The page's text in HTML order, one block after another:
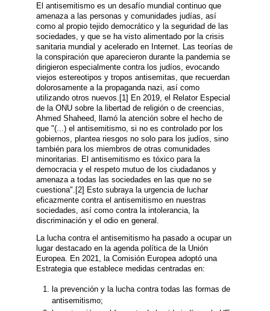
El antisemitismo es un desafío mundial continuo que
amenaza a las personas y comunidades judías, así
como al propio tejido democrático y la seguridad de las
sociedades, y que se ha visto alimentado por la crisis
sanitaria mundial y acelerado en Internet. Las teorías de
la conspiración que aparecieron durante la pandemia se
dirigieron especialmente contra los judíos, evocando
viejos estereotipos y tropos antisemitas, que recuerdan
dolorosamente a la propaganda nazi, así como
utilizando otros nuevos.[1] En 2019, el Relator Especial
de la ONU sobre la libertad de religión o de creencias,
Ahmed Shaheed, llamó la atención sobre el hecho de
que "(...) el antisemitismo, si no es controlado por los
gobiernos, plantea riesgos no solo para los judíos, sino
también para los miembros de otras comunidades
minoritarias. El antisemitismo es tóxico para la
democracia y el respeto mutuo de los ciudadanos y
amenaza a todas las sociedades en las que no se
cuestiona".[2] Esto subraya la urgencia de luchar
eficazmente contra el antisemitismo en nuestras
sociedades, así como contra la intolerancia, la
discriminación y el odio en general.
La lucha contra el antisemitismo ha pasado a ocupar un
lugar destacado en la agenda política de la Unión
Europea. En 2021, la Comisión Europea adoptó una
Estrategia que establece medidas centradas en:
la prevención y la lucha contra todas las formas de
antisemitismo;